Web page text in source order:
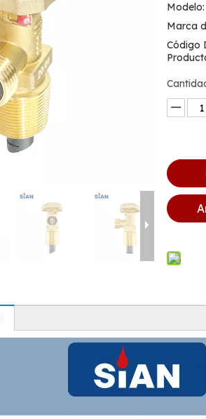
Modelo:
Marca
Código